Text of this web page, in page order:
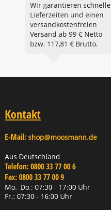
Wir garantieren schnelle
Lieferzeiten und einen
versandkostenfreien
Versand ab 99 € Netto
bzw. 117,81 € Brutto.
Kontakt
E-Mail: shop@moosmann.de
Aus Deutschland
Telefon:0800 33 77 00 6
Fax:0800 33 77 00 9
Mo.–Do.: 07:30 - 17:00 Uhr
Fr.: 07:30 - 16:00 Uhr